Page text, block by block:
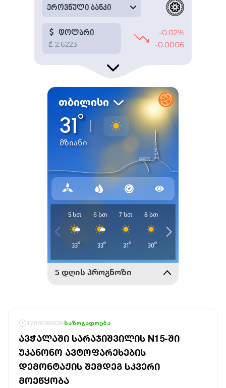
1786098609 საზოგადოება
ᲐᲕᲭᲐᲚᲐᲨᲘ ᲡᲐᲠᲐᲯᲘᲨᲕᲘᲚᲘᲡ N15-ᲨᲘ
ᲣᲙᲐᲜᲝᲜᲝ ᲐᲕᲢᲝᲤᲐᲠᲔᲮᲔᲑᲘᲡ
ᲓᲔᲛᲝᲜᲢᲐᲟᲘᲡ ᲨᲔᲛᲓᲔᲒ ᲡᲙᲕᲔᲠᲘ
ᲛᲝᲔᲬᲧᲝᲑᲐ